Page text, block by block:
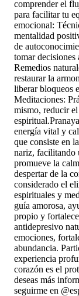
comprender el
para facilitar tu
emocional:
mentalidad
de
tomar decisiones
Remedios
restaurar la
liberar bloqueos
Meditaciones:
mismo, reducir
espiritual.
energía vital y
que consiste en
nariz, facilitando
promueve la
despertar de la
considerado el
espirituales y
guía amorosa,
propio y
antidepresivo
emociones,
abundancia.
experiencia
corazón es el
deseas más
seguirme en